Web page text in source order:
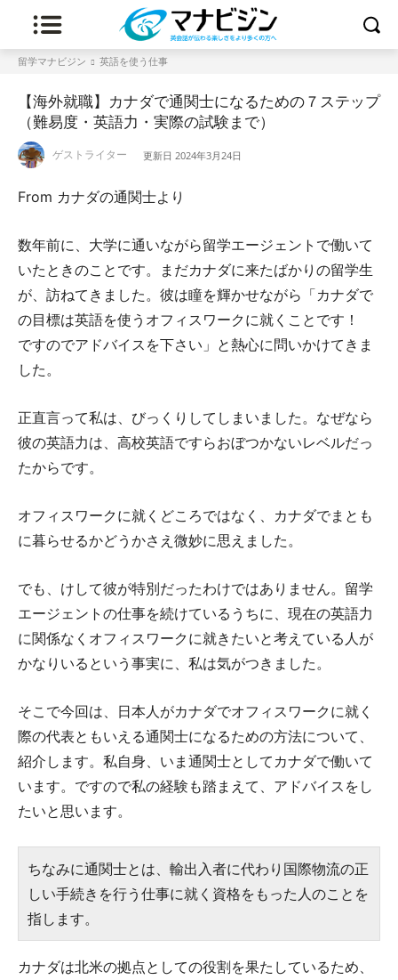
留学マナビジン 英語を使う仕事
【海外就職】カナダで通関士になるための７ステップ
（難易度・英語力・実際の試験まで）
ゲストライター 更新日 2024年3月24日
From カナダの通関士より
数年前に、大学に通いながら留学エージェントで働いて
いたときのことです。まだカナダに来たばかりの留学生
が、訪ねてきました。彼は瞳を輝かせながら「カナダで
の目標は英語を使うオフィスワークに就くことです！
ですのでアドバイスを下さい」と熱心に問いかけてきま
した。
正直言って私は、びっくりしてしまいました。なぜなら
彼の英語力は、高校英語ですらおぼつかないレベルだっ
たからです。
オフィスワークに就くどころではなく、カナダでまとも
に暮らせるかどうかさえ微妙に思えました。
でも、けして彼が特別だったわけではありません。留学
エージェントの仕事を続けているうちに、現在の英語力
に関係なくオフィスワークに就きたいと考えている人が
かなりいるという事実に、私は気がつきました。
そこで今回は、日本人がカナダでオフィスワークに就く
際の代表ともいえる通関士になるための方法について、
紹介します。私自身、いま通関士としてカナダで働いて
います。ですので私の経験も踏まえて、アドバイスをし
たいと思います。
ちなみに通関士とは、輸出入者に代わり国際物流の正
しい手続きを行う仕事に就く資格をもった人のことを
指します。
カナダは北米の拠点としての役割を果たしているため、